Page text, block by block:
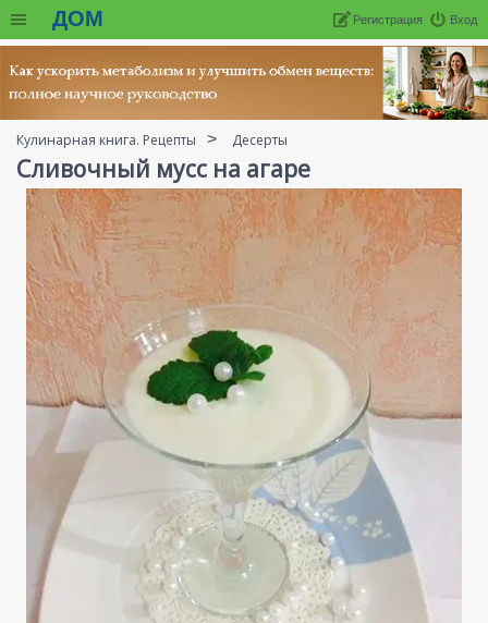
ДОМ Вход
Регистрация
Кулинарная книга. Рецепты Десерты
Сливочный мусс на агаре